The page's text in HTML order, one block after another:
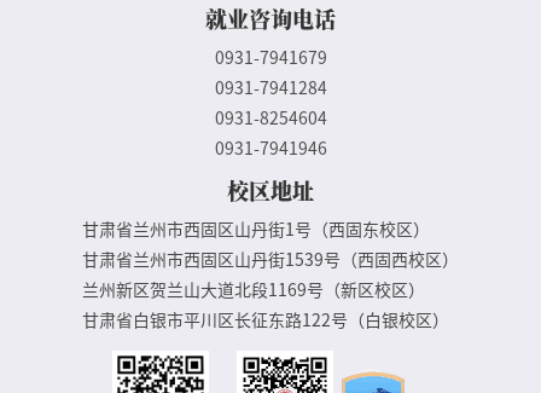
就业咨询电话
0931-7941679
0931-7941284
0931-8254604
0931-7941946
校区地址
甘肃省兰州市西固区山丹街1号（西固东校区）
甘肃省兰州市西固区山丹街1539号（西固西校区）
兰州新区贺兰山大道北段1169号（新区校区）
甘肃省白银市平川区长征东路122号（白银校区）